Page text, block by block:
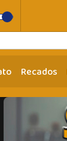
Recados